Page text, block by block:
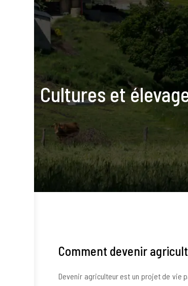
Cultures et
Comment devenir
Devenir agriculteur est un projet de vie